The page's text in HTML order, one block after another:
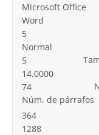
Microsoft Office
Word
5
Normal
5
14.0000
74
Núm. de párrafos
364
1288